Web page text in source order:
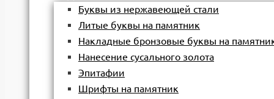
Буквы из нержавеющей стали
Литые буквы на памятник
Накладные бронзовые буквы на
Нанесение сусального золота
Эпитафии
Шрифты на памятник